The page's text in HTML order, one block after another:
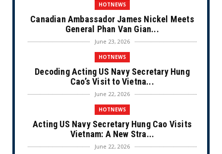
HOTNEWS
Canadian Ambassador James Nickel Meets
General Phan Van Gian...
June 23, 2026
HOTNEWS
Decoding Acting US Navy Secretary Hung
Cao’s Visit to Vietna...
June 22, 2026
HOTNEWS
Acting US Navy Secretary Hung Cao Visits
Vietnam: A New Stra...
June 22, 2026